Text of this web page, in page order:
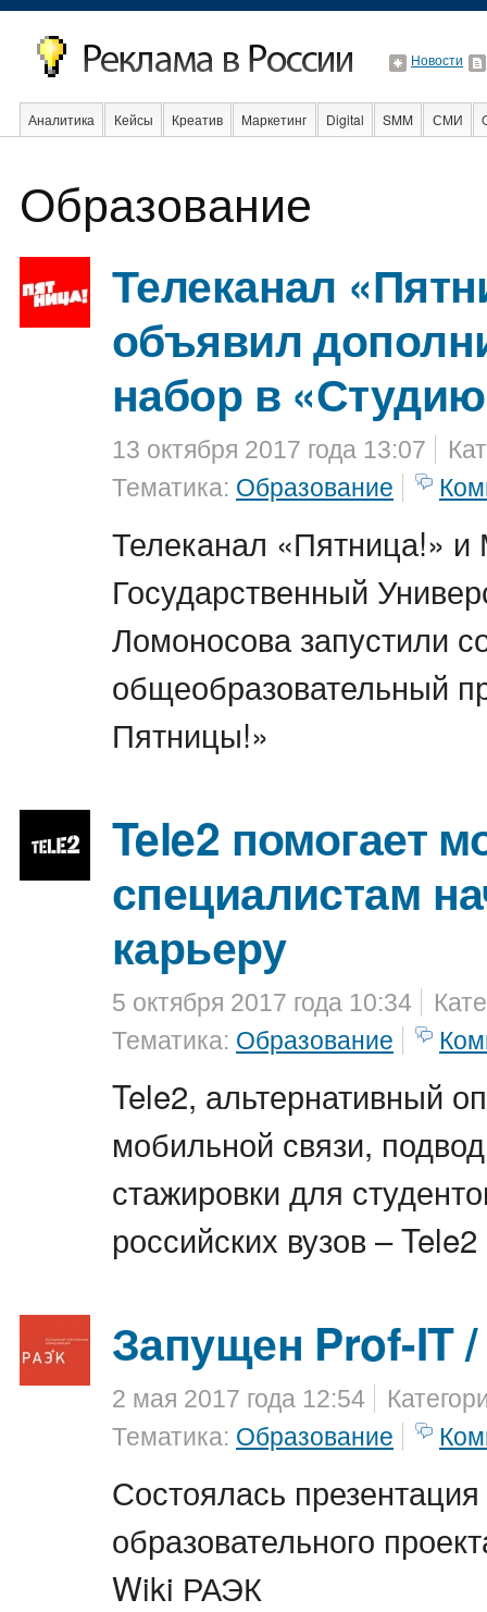
Новости
Аналитика Кейсы Креатив Маркетинг Digital SMM СМИ
Образование
Телеканал
объявил
набор в
13 октября 2017 года 13:07
Тематика: Образование
Телеканал «Пятница!» и
Государственный
Ломоносова запустили
общеобразовательный
Пятницы!»
Tele2 помогает
специалистам
карьеру
5 октября 2017 года 10:34
Тематика: Образование
Tele2, альтернативный
мобильной связи,
стажировки для
российских вузов –
Запущен Prof-IT
2 мая 2017 года 12:54
Тематика: Образование
Состоялась презентация
образовательного
Wiki РАЭК